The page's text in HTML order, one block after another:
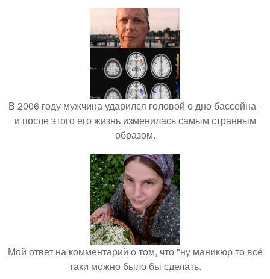
В 2006 году мужчина ударился головой о дно бассейна -
и после этого его жизнь изменилась самым странным
образом.
Мой ответ на комментарий о том, что "ну маникюр то всё
таки можно было бы сделать.